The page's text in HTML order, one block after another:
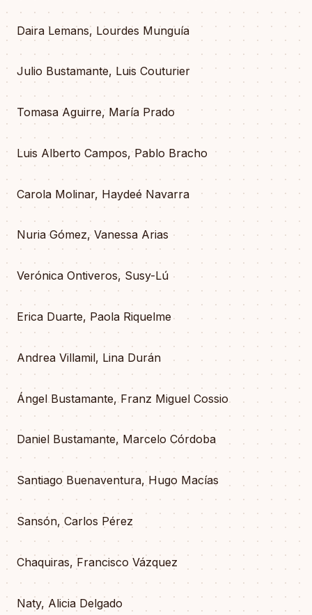
Daira Lemans, Lourdes Munguía
Julio Bustamante, Luis Couturier
Tomasa Aguirre, María Prado
Luis Alberto Campos, Pablo Bracho
Carola Molinar, Haydeé Navarra
Nuria Gómez, Vanessa Arias
Verónica Ontiveros, Susy-Lú
Erica Duarte, Paola Riquelme
Andrea Villamil, Lina Durán
Ángel Bustamante, Franz Miguel Cossio
Daniel Bustamante, Marcelo Córdoba
Santiago Buenaventura, Hugo Macías
Sansón, Carlos Pérez
Chaquiras, Francisco Vázquez
Naty, Alicia Delgado